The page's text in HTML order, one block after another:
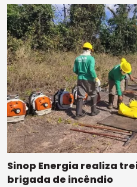
Sinop Energia realiza
brigada de incêndio